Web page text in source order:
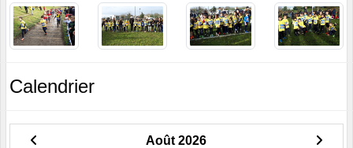
Calendrier
Août 2026